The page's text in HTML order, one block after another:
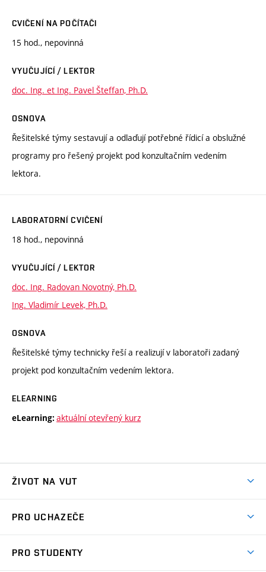
CVIČENÍ NA POČÍTAČI
15 hod., nepovinná
VYUČUJÍCÍ / LEKTOR
doc. Ing. et Ing. Pavel Šteffan, Ph.D.
OSNOVA
Řešitelské týmy sestavují a odlaďují potřebné řídicí a obslužné
programy pro řešený projekt pod konzultačním vedením
lektora.
LABORATORNÍ CVIČENÍ
18 hod., nepovinná
VYUČUJÍCÍ / LEKTOR
doc. Ing. Radovan Novotný, Ph.D.
Ing. Vladimír Levek, Ph.D.
OSNOVA
Řešitelské týmy technicky řeší a realizují v laboratoři zadaný
projekt pod konzultačním vedením lektora.
ELEARNING
eLearning: aktuální otevřený kurz
ŽIVOT NA VUT
Koleje
PRO UCHAZEČE
PRO STUDENTY